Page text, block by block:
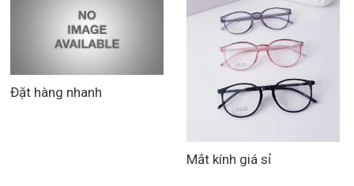
Đặt hàng nhanh
Mắt kính giá sỉ